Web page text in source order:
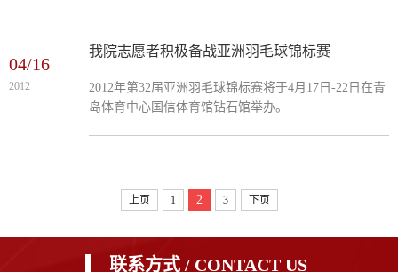
04/16
2012
我院志愿者积极备战亚洲羽毛球锦标赛
2012年第32届亚洲羽毛球锦标赛将于4月17日-22日在青
岛体育中心国信体育馆钻石馆举办。
上页 1 2 3 下页
联系方式 / CONTACT US